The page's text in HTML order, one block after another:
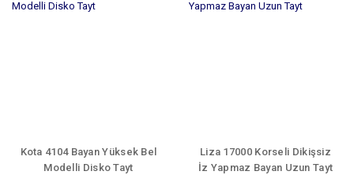
Kota 4104 Bayan Yüksek Bel
Modelli Disko Tayt
Liza 17000 Korseli Dikişsiz
İz Yapmaz Bayan Uzun Tayt